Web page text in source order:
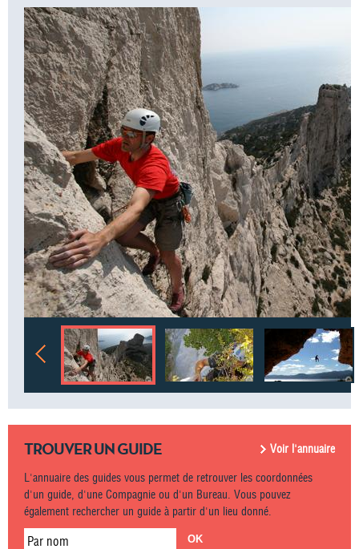
TROUVER UN GUIDE
Voir l'annuaire
L'annuaire des guides vous permet de retrouver les coordonnées
d'un guide, d'une Compagnie ou d'un Bureau. Vous pouvez
également rechercher un guide à partir d'un lieu donné.
Par nom